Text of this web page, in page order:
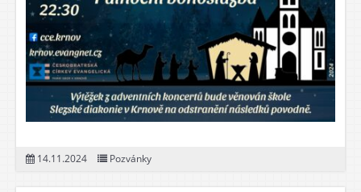
14.11.2024 Pozvánky